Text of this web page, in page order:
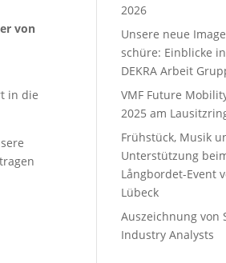
von
in die
2026
Unsere neue
schüre: Einblicke
DEKRA Arbeit
VMF Future
2025 am
Frühstück, Musik
Unter­stützung
Långbordet-Event
Lübeck
Auszeichnung von
Industry Analysts